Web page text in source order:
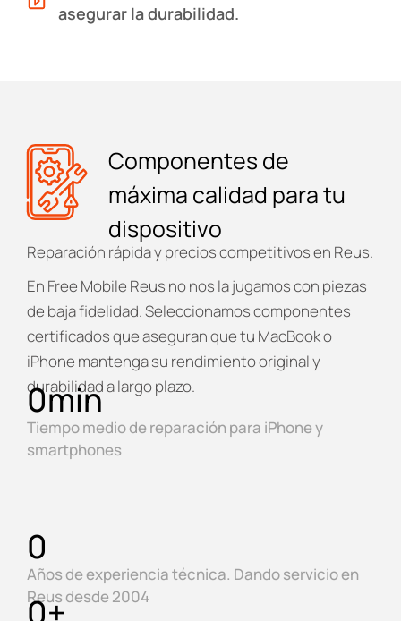
asegurar la durabilidad.
Componentes de
máxima calidad para tu
dispositivo
Reparación rápida y precios competitivos en Reus.
En Free Mobile Reus no nos la jugamos con piezas
de baja fidelidad. Seleccionamos componentes
certificados que aseguran que tu MacBook o
iPhone mantenga su rendimiento original y
durabilidad a largo plazo.
Tiempo medio de reparación para iPhone y
smartphones
0min
Años de experiencia técnica. Dando servicio en
Reus desde 2004
0